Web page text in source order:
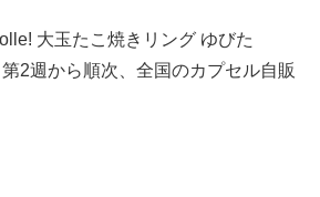
大玉たこ焼きリング ゆびた
2週から順次、全国のカプセル自販